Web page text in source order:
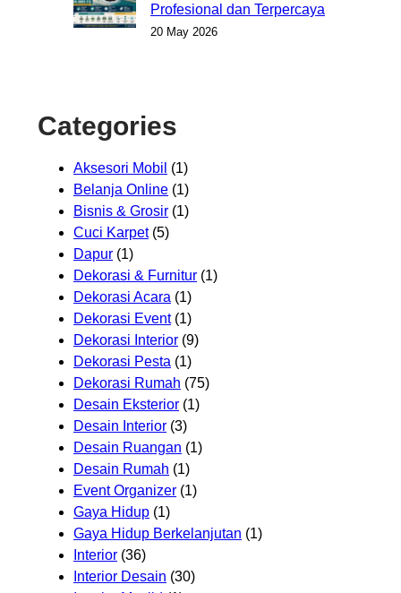
Profesional dan Terpercaya
20 May 2026
Categories
Aksesori Mobil (1)
Belanja Online (1)
Bisnis & Grosir (1)
Cuci Karpet(5)
Dapur (1)
Dekorasi & Furnitur (1)
Dekorasi Acara (1)
Dekorasi Event(1)
Dekorasi Interior (9)
Dekorasi Pesta (1)
Dekorasi Rumah (75)
Desain Eksterior (1)
Desain Interior (3)
Desain Ruangan (1)
Desain Rumah (1)
Event Organizer (1)
Gaya Hidup (1)
Gaya Hidup Berkelanjutan (1)
Interior (36)
Interior Desain (30)